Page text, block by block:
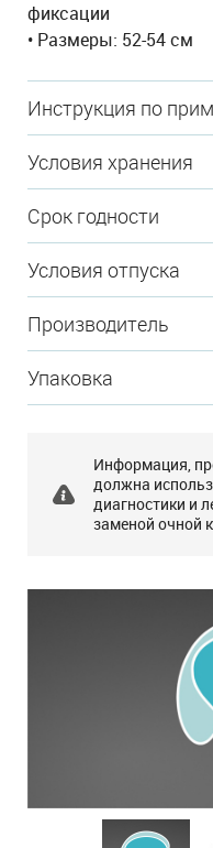
фиксации
• Размеры: 52-54 см
Инструкция по
Условия хранения
Срок годности
Условия отпуска
Производитель
Упаковка
Информация,
должна
диагностики и
заменой очной